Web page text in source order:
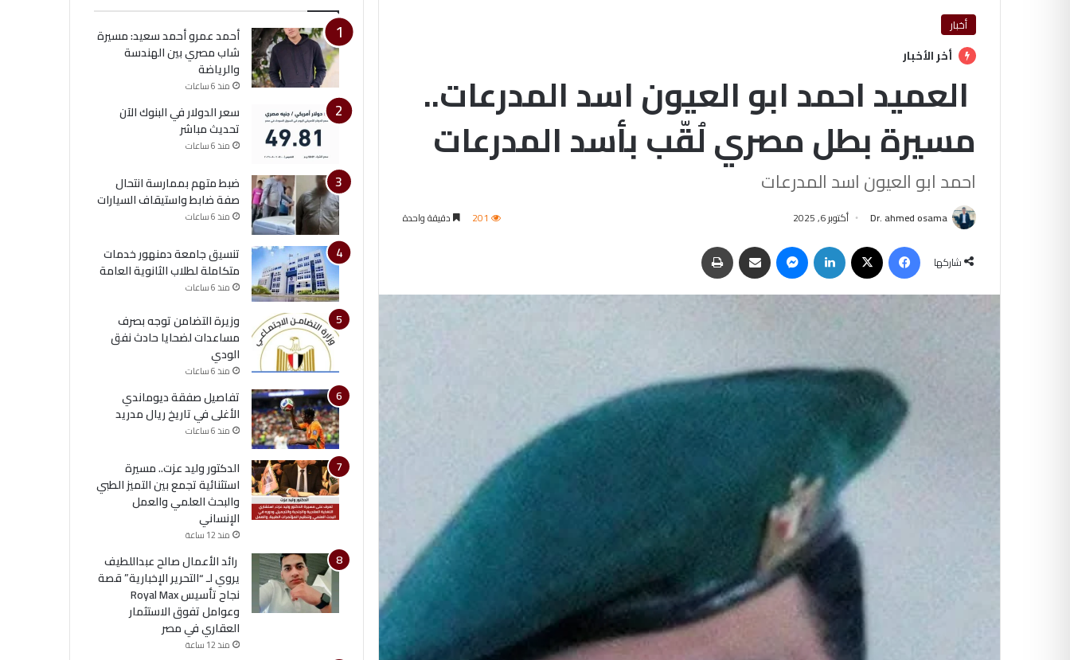
أخبار
أخر الأخبار
العميد احمد ابو العيون اسد المدرعات..
مسيرة بطل مصري لُقّب بأسد المدرعات
احمد ابو العيون اسد المدرعات
Dr. ahmed osama أكتوبر 6, 2025 201 دقيقة واحدة
شاركها
أحمد عمرو أحمد سعيد: مسيرة
شاب مصري بين الهندسة
والرياضة
منذ 6 ساعات
سعر الدولار في البنوك الآن
تحديث مباشر
منذ 6 ساعات
ضبط متهم بممارسة انتحال
صفة ضابط واستيقاف السيارات
منذ 6 ساعات
تنسيق جامعة دمنهور خدمات
متكاملة لطلاب الثانوية العامة
منذ 6 ساعات
وزيرة التضامن توجه بصرف
مساعدات لضحايا حادث نفق
الودي
منذ 6 ساعات
تفاصيل صفقة ديوماندي
الأغلى في تاريخ ريال مدريد
منذ 6 ساعات
الدكتور وليد عزت.. مسيرة
استثنائية تجمع بين التميز الطبي
والبحث العلمي والعمل
الإنساني
منذ 12 ساعة
رائد الأعمال صالح عبداللطيف
يروي لـ “التحرير الإخبارية” قصة
نجاح تأسيس Royal Max
وعوامل تفوق الاستثمار
العقاري في مصر
منذ 12 ساعة